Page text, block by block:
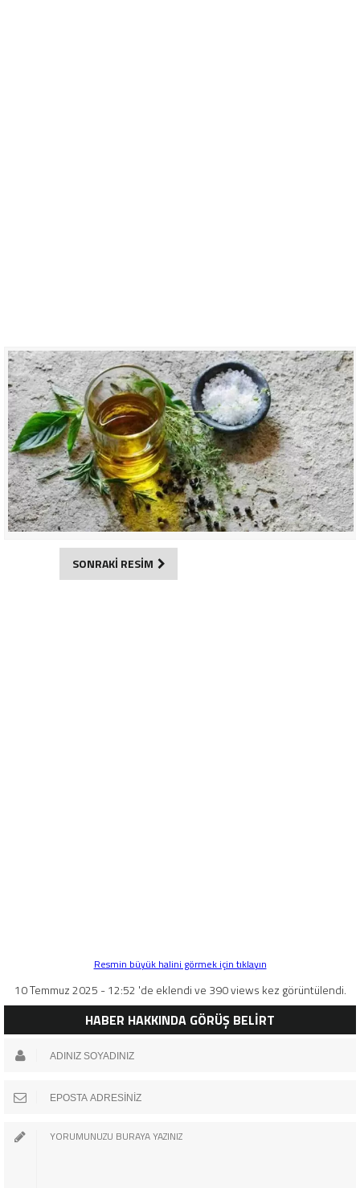
SONRAKİ RESİM
Resmin büyük halini görmek için tıklayın
10 Temmuz 2025 - 12:52 'de eklendi ve 390 views kez görüntülendi.
HABER HAKKINDA GÖRÜŞ BELİRT